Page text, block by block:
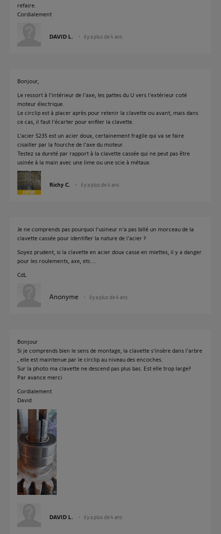
refaire.
Cordialement
DAVID L. il y a plus de 4 ans
Bonjour,
Le ressort à l'intérieur de l'axe, les pattes du U vers l'extérieur coté
moteur électrique.
Le circlip est à placer après pour retenir la clavette ou avant, mais dans
ce cas, il faut l'écarter pour enfiler la clavette.
L'acier S235 est un acier doux, certainement fragile qui va se faire
cisailler par la fourche de l'axe du moteur.
Testez sa dureté par rapport à la clavette cassée qui ne peut pas être
usinée à la main avec une lime ou une scie à métaux.
Richy C. il y a plus de 4 ans
Je ne comprends pas pourquoi l'usineur n'a pas billé un morceau de la
clavette cassée pour identifier la nature de l'acier ?
Soyez prudent, si la clavette en acier doux casse en miettes, il y a danger
pour les roulements, axe, etc....
CdL
Anonyme il y a plus de 4 ans
Bonjour
Si je comprends bien le sens de montage, la clavette s'insère dans l'arbre
, elle est maintenue par le circlip au niveau des encoches.
Sur la photo ma clavette ne descend pas plus bas. Est elle trop large?
Par avance merci
Cordialement
David
DAVID L. il y a plus de 4 ans